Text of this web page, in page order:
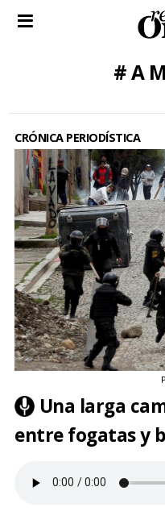
CRÓNICA PERIODÍSTICA
Una larga
entre fogatas y